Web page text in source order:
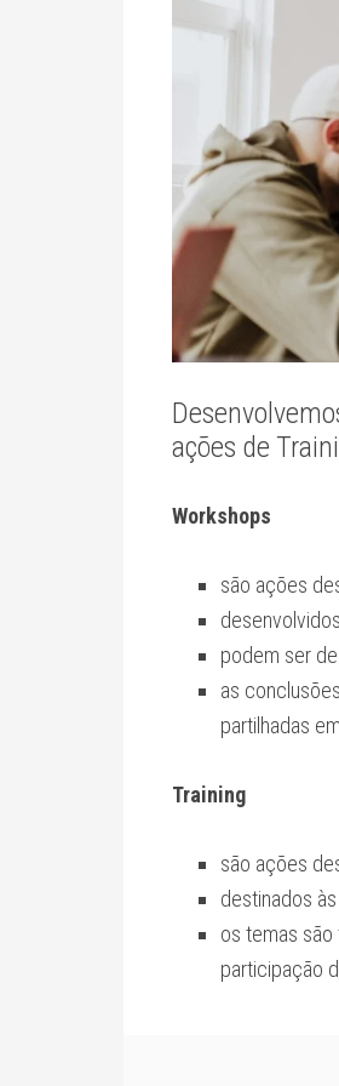
ações de
Workshops
são ações
podem ser
as
partilhadas
Training
são ações
destinados
os temas
participação